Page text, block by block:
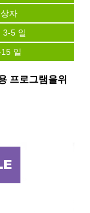
자
3-5 일
일
프로그램을위